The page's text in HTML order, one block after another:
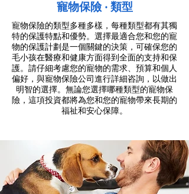
寵物保險 ‧ 類型
寵物保險的類型多種多樣，每種類型都有其獨
特的保護特點和優勢。選擇最適合您和您的寵
物的保護計劃是一個關鍵的決策，可確保您的
毛小孩在醫療和健康方面得到全面的支持和保
護。請仔細考慮您的寵物的需求、預算和個人
偏好，與寵物保險公司進行詳細咨詢，以做出
明智的選擇。無論您選擇哪種類型的寵物保
險，這項投資都將為您和您的寵物帶來長期的
福祉和安心保障。